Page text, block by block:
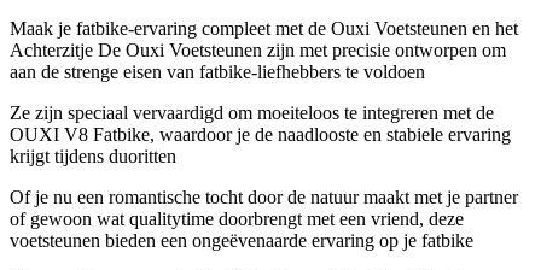
Maak je fatbike-ervaring compleet met de Ouxi Voetsteunen en het
Achterzitje De Ouxi Voetsteunen zijn met precisie ontworpen om
aan de strenge eisen van fatbike-liefhebbers te voldoen
Ze zijn speciaal vervaardigd om moeiteloos te integreren met de
OUXI V8 Fatbike, waardoor je de naadlooste en stabiele ervaring
krijgt tijdens duoritten
Of je nu een romantische tocht door de natuur maakt met je partner
of gewoon wat qualitytime doorbrengt met een vriend, deze
voetsteunen bieden een ongeëvenaarde ervaring op je fatbike